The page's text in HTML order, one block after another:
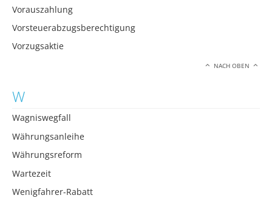
Vorauszahlung
Vorsteuerabzugsberechtigung
Vorzugsaktie
NACH OBEN
W
Wagniswegfall
Währungsanleihe
Währungsreform
Wartezeit
Wenigfahrer-Rabatt